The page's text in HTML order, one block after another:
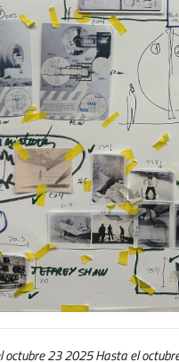
octubre 23 2025 Hasta el